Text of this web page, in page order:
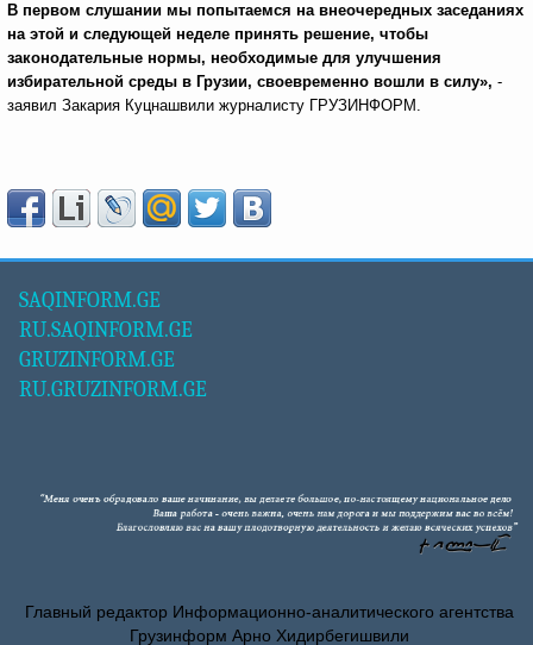
В первом слушании мы попытаемся на внеочередных заседаниях
на этой и следующей неделе принять решение, чтобы
законодательные нормы, необходимые для улучшения
избирательной среды в Грузии, своевременно вошли в силу», -
заявил Закария Куцнашвили журналисту ГРУЗИНФОРМ.
SAQINFORM.GE
RU.SAQINFORM.GE
GRUZINFORM.GE
RU.GRUZINFORM.GE
Главный редактор Информационно-аналитического агентства
Грузинформ Арно Хидирбегишвили